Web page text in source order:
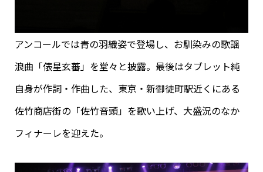
アンコールでは青の羽織姿で登場し、お馴染みの歌謡
浪曲「俵星玄蕃」を堂々と披露。最後はタブレット純
自身が作詞・作曲した、東京・新御徒町駅近くにある
佐竹商店街の「佐竹音頭」を歌い上げ、大盛況のなか
フィナーレを迎えた。